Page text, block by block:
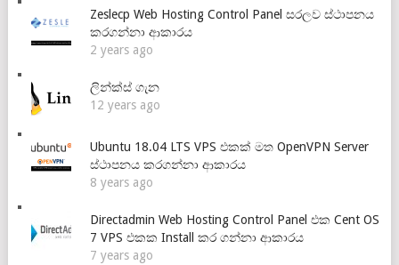
Zeslecp Web Hosting Control Panel සරලව ස්ථාපනය
කරගන්නා ආකාරය
2 years ago
ලින්ක්ස් ගැන
12 years ago
Ubuntu 18.04 LTS VPS එකක් මත OpenVPN Server
ස්ථාපනය කරගන්නා ආකාරය
8 years ago
Directadmin Web Hosting Control Panel එක Cent OS
7 VPS එකක Install කර ගන්නා ආකාරය
7 years ago